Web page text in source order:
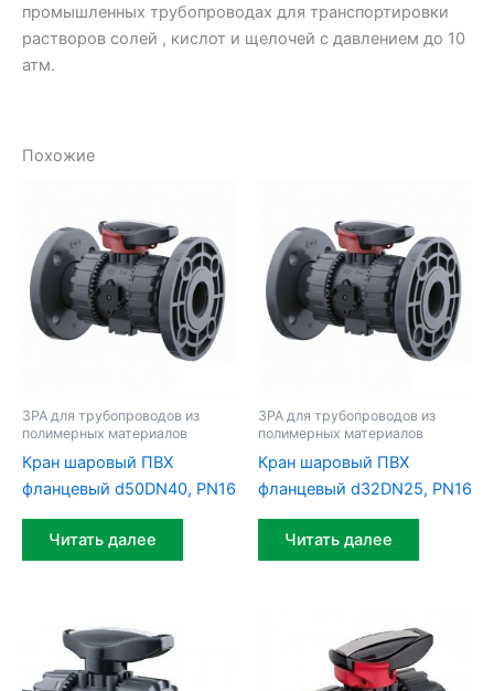
промышленных трубопроводах для транспортировки
растворов солей , кислот и щелочей с давлением до 10
атм.
Похожие
ЗРА для трубопроводов из
полимерных материалов
Кран шаровый ПВХ
фланцевый d50DN40, PN16
Читать далее
ЗРА для трубопроводов из
полимерных материалов
Кран шаровый ПВХ
фланцевый d32DN25, PN16
Читать далее